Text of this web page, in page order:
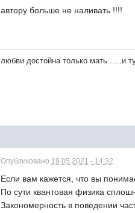
автору больше не наливать !!!!
любви достойна только мать .....и
Опубликовано 19.05.2021 - 14:32
Если вам кажется, что вы
По сути квантовая физика
Закономерность в поведении